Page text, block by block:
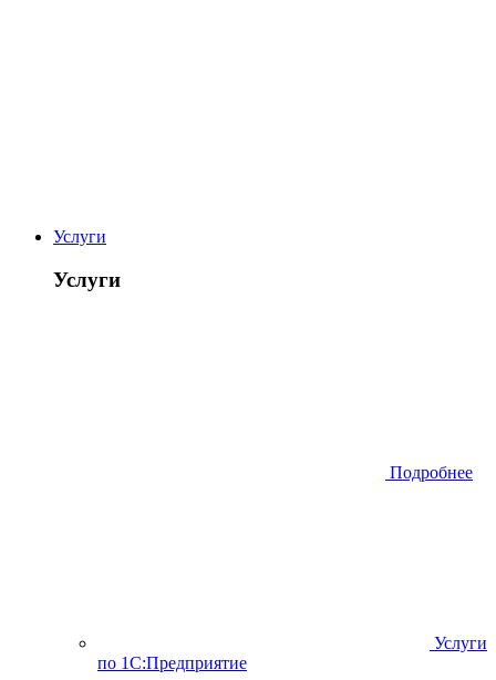
Услуги
Услуги
Подробнее
Услуги
по 1С:Предприятие